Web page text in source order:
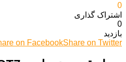
0
اشتراک گذاری‌
0
بازدید
on FacebookShare on Twitter